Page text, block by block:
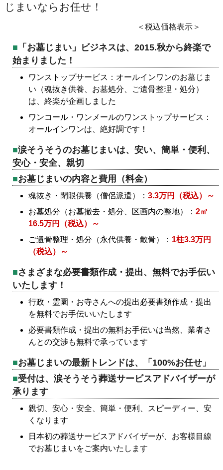
じまいならお任せ！
＜税込価格表示＞
「お墓じまい」ビジネスは、2015.秋から終楽で
始まりました！
ワンストップサービス：オールインワンのお墓じま
い（魂抜き供養、お墓処分、ご遺骨整理・処分）
は、終楽が企画しました
ワンコール・ワンメールのワンストップサービス：
オールインワンは、絶好調です！
涙そうそうのお墓じまいは、安い、簡単・便利、
安心・安全、親切
お墓じまいの内容と費用（料金）
魂抜き・閉眼供養（僧侶派遣）： 3.3万円（税込）～
お墓処分（お墓撤去・処分、区画内の整地）： 2㎡
16.5万円（税込）～
ご遺骨整理・処分（永代供養・散骨）： 1柱3.3万円
（税込）～
さまざまな必要書類作成・提出、無料でお手伝い
いたします！
行政・霊園・お寺さんへの提出必要書類作成・提出
を無料でお手伝いいたします
必要書類作成・提出の無料お手伝いは当然、業者さ
んとの交渉も無料で承っています
お墓じまいの最新トレンドは、「100%お任せ」
受付は、涙そうそう葬送サービスアドバイザーが
承ります
親切、安心・安全、簡単・便利、スピーディー、安
くなります
日本初の葬送サービスアドバイザーが、お客様目線
でお墓じまいをご案内いたします